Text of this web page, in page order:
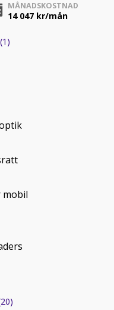
MÅNADSKOSTNAD
14 047 kr/mån
(1)
mobil